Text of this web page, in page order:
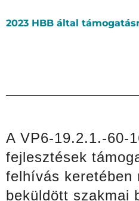
2023 HBB által
A VP6-19.2.1.-60-
fejlesztések
felhívás keretében
beküldött szakmai